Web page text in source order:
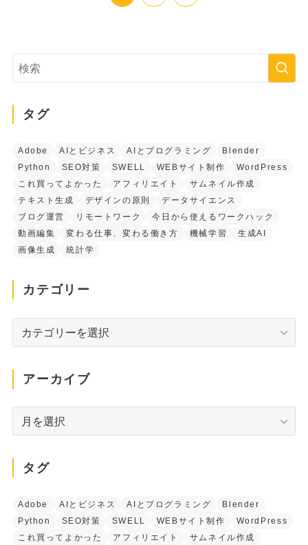
タグ
Adobe AIとビジネス AIとプログラミング
Blender
Python
SEO対策 SWELL WEBサイト制作
WordPress
これ買ってよかった
アフィリエイト
サムネイル作成
テキスト生成
デザインの原則
データサイエンス
ブログ運営
リモートワーク
今日から使えるワークハック
動画編集
変わる仕事、変わる働き方 機械学習
生成AI
画像生成
統計学
カテゴリー
リアーカイブ
タグ
Adobe AIとビジネス AIとプログラミング
Blender
Python
SEO対策 SWELL WEBサイト制作
WordPress
これ買ってよかった
アフィリエイト
サムネイル作成